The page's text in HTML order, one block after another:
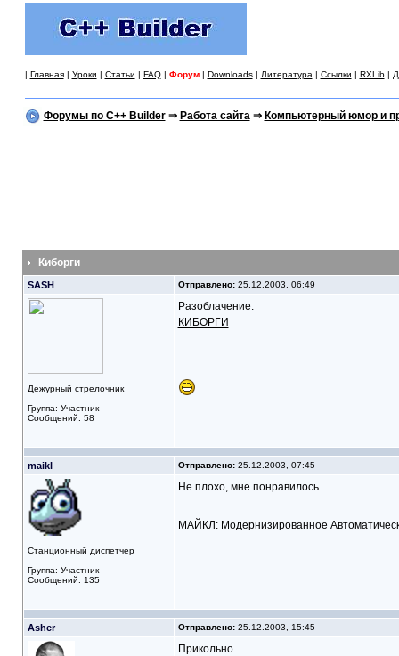
| Главная| Уроки | Статьи | FAQ| Форум | Downloads| Литература | Ссылки | RXLib|
Форумы по C++ Builder⇒ Работа сайта⇒ Компьютерный юмор и
Киборги
SASH Отправлено:25.12.2003, 06:49
Дежурный стрелочник
Группа: Участник
Сообщений: 58
Разоблачение.
КИБОРГИ
maikl Отправлено:25.12.2003, 07:45
Станционный диспетчер
Группа: Участник
Сообщений: 135
Не плохо, мне понравилось.
МАЙКЛ: Модернизированное
Asher Отправлено:25.12.2003, 15:45
Прикольно